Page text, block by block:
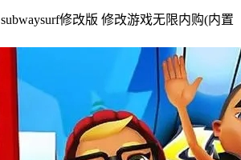
subwaysurf修改版 修改游戏无限内购(内置